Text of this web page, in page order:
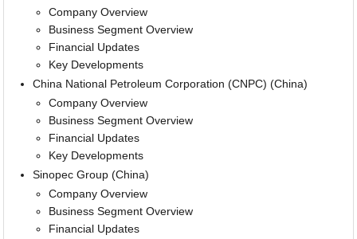
Company Overview
Business Segment Overview
Financial Updates
Key Developments
China National Petroleum Corporation (CNPC) (China)
Company Overview
Business Segment Overview
Financial Updates
Key Developments
Sinopec Group (China)
Company Overview
Business Segment Overview
Financial Updates